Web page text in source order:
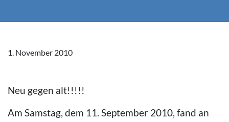
1. November 2010
Neu gegen alt!!!!!
Am Samstag, dem 11. September 2010, fand an